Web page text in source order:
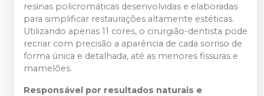
resinas policromáticas desenvolvidas e elaboradas
para simplificar restaurações altamente estéticas.
Utilizando apenas 11 cores, o cirurgião-dentista pode
recriar com precisão a aparência de cada sorriso de
forma única e detalhada, até as menores fissuras e
mamelões.
Responsável por resultados naturais e